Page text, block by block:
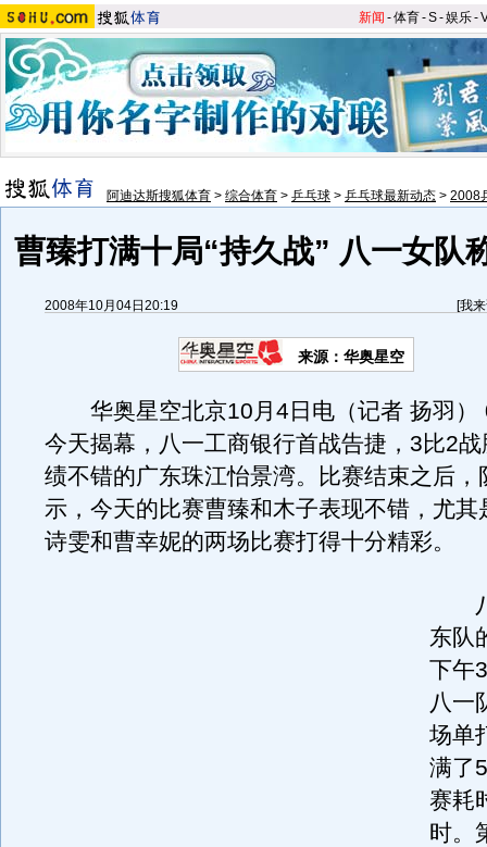
新闻 -体育-S-娱乐-
阿迪达斯搜狐体育 > 综合体育 > 乒乓球 > 乒乓球最新动态 > 2008
曹臻打满十局“持久战” 八一女队
2008年10月04日20:19 [我
来源：华奥星空
华奥星空北京10月4日电（记者 扬羽）
今天揭幕，八一工商银行首战告捷，3比2
绩不错的广东珠江怡景湾。比赛结束之后，
示，今天的比赛曹臻和木子表现不错，尤其
诗雯和曹幸妮的两场比赛打得十分精彩。
八
东队
下午
八一
场单
满了
赛耗
时。